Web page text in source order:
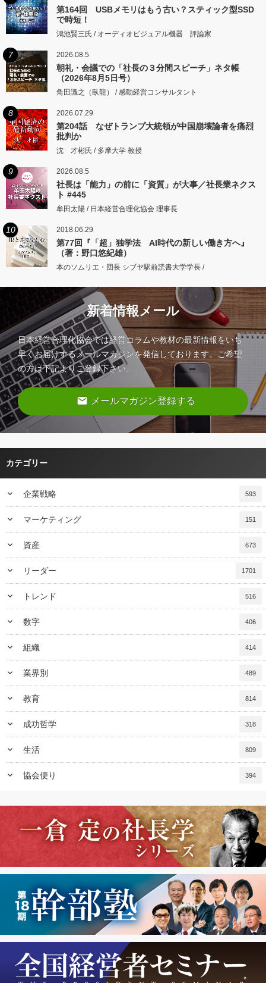
第164回 USBメモリはもう古い？スティック型SSD
で時短！
鴻池賢三氏 / オーディオビジュアル機器 評論家
7 2026.08.5
朝礼・会議での「社長の３分間スピーチ」ネタ帳
（2026年8月5日号）
角田識之（臥龍） / 感動経営コンサルタント
8 2026.07.29
第204話 なぜトランプ大統領が中国崩壊論者を痛烈
批判か
沈 才彬氏 / 多摩大学 教授
9 2026.08.5
社長は「能力」の前に「資質」が大事／社長業ネクス
ト #445
牟田太陽 / 日本経営合理化協会 理事長
10 2018.06.29
第77回『「超」独学法 AI時代の新しい働き方へ』
（著：野口悠紀雄）
本のソムリエ・団長 シブヤ駅前読書大学学長 /
新着情報メール
日本経営合理化協会では経営コラムや教材の最新情報をいち
早くお届けするメールマガジンを発信しております。ご希望
の方は下記よりご登録下さい。
email メールマガジン登録する
カテゴリー
keyboard_arrow_down 企業戦略 593
keyboard_arrow_down マーケティング 151
keyboard_arrow_down 資産 673
keyboard_arrow_down リーダー 1701
keyboard_arrow_down トレンド 516
keyboard_arrow_down 数字 406
keyboard_arrow_down 組織 414
keyboard_arrow_down 業界別 489
keyboard_arrow_down 教育 814
keyboard_arrow_down 成功哲学 318
keyboard_arrow_down 生活 809
keyboard_arrow_down 協会便り 394